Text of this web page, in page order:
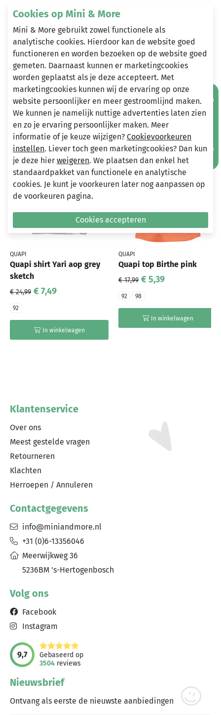
Heeft u vragen?
Stuur een e-mail
info@miniandmore.nl
Andere bekeken ook
Wellicht ook iets voor jou?
-70%
QUAPI
Quapi shirt Yari aop grey
sketch
€ 24,99 € 7,49
92
In winkelwagen
-70%
QUAPI
Quapi top Birthe pink
€ 17,99 € 5,39
92 98
In winkelwagen
Klantenservice
Over ons
Meest gestelde vragen
Retourneren
Klachten
Herroepen / Annuleren
Contactgegevens
info@miniandmore.nl
+31 (0)6-13356046
Meerwijkweg 36
5236BM 's-Hertogenbosch
Volg ons
Facebook
Instagram
9,7
Gebaseerd op
3504 reviews
Nieuwsbrief
Ontvang als eerste de nieuwste aanbiedingen
Mis geen aanbiedingen!
Cookies op Mini & More
Mini & More gebruikt zowel functionele als
analytische cookies. Hierdoor kan de website goed
functioneren en worden bezoeken op de website goed
gemeten. Daarnaast kunnen er marketingcookies
worden geplaatst als je deze accepteert. Met
marketingcookies kunnen wij de ervaring op onze
website persoonlijker en meer gestroomlijnd maken.
We kunnen je namelijk nuttige advertenties laten zien
en zo je ervaring persoonlijker maken. Meer
informatie of je keuze wijzigen? Cookievoorkeuren
instellen. Liever toch geen marketingcookies? Dan kun
je deze hier weigeren. We plaatsen dan enkel het
standaardpakket van functionele en analytische
cookies. Je kunt je voorkeuren later nog aanpassen op
de voorkeuren pagina.
Cookies accepteren